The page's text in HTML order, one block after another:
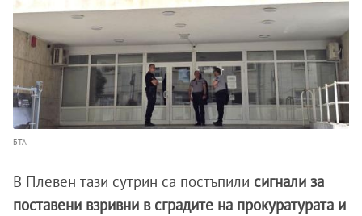
БТА
В Плевен тази сутрин са постъпили сигнали за
поставени взривни в сградите на прокуратурата и